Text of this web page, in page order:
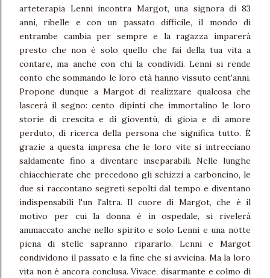
arteterapia Lenni incontra Margot, una signora di 83
anni, ribelle e con un passato difficile, il mondo di
entrambe cambia per sempre e la ragazza imparerà
presto che non è solo quello che fai della tua vita a
contare, ma anche con chi la condividi. Lenni si rende
conto che sommando le loro età hanno vissuto cent'anni.
Propone dunque a Margot di realizzare qualcosa che
lascerà il segno: cento dipinti che immortalino le loro
storie di crescita e di gioventù, di gioia e di amore
perduto, di ricerca della persona che significa tutto. È
grazie a questa impresa che le loro vite si intrecciano
saldamente fino a diventare inseparabili. Nelle lunghe
chiacchierate che precedono gli schizzi a carboncino, le
due si raccontano segreti sepolti dal tempo e diventano
indispensabili l'un l'altra. Il cuore di Margot, che è il
motivo per cui la donna è in ospedale, si rivelerà
ammaccato anche nello spirito e solo Lenni e una notte
piena di stelle sapranno ripararlo. Lenni e Margot
condividono il passato e la fine che si avvicina. Ma la loro
vita non è ancora conclusa. Vivace, disarmante e colmo di